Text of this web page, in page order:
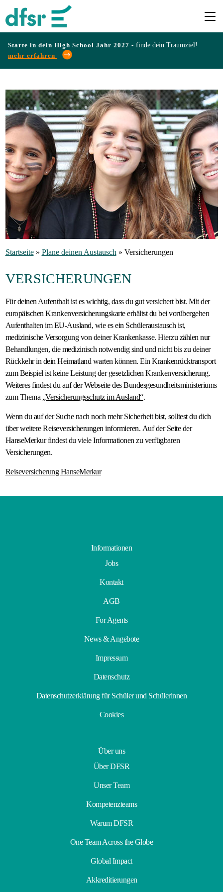
Starte in dein High School Jahr 2027 - finde dein Traumziel!
mehr erfahren
Programme
Infos
&
Erfahrungen
Preise
Gastfamilie
werden
Startseite» Plane deinen Austausch» Versicherungen
VERSICHERUNGEN
Für deinen Aufenthalt ist es wichtig, dass du gut versichert bist. Mit der
europäischen Krankenversicherungskarte erhältst du bei vorübergehen
Aufenthalten im EU-Ausland, wie es ein Schüleraustausch ist,
medizinische Versorgung von deiner Krankenkasse. Hierzu zählen nur
Behandlungen, die medizinisch notwendig sind und nicht bis zu deiner
Rückkehr in dein Heimatland warten können. Ein Krankenrücktransport
zum Beispiel ist keine Leistung der gesetzlichen Krankenversicherung.
Weiteres findest du auf der Webseite des Bundesgesundheitsministeriums
zum Thema „Versicherungsschutz im Ausland“.
Wenn du auf der Suche nach noch mehr Sicherheit bist, solltest du dich
über weitere Reiseversicherungen informieren. Auf der Seite der
HanseMerkur findest du viele Informationen zu verfügbaren
Versicherungen.
Reiseversicherung HanseMerkur
Informationen
Jobs
Kontakt
AGB
For Agents
News & Angebote
Impressum
Datenschutz
Datenschutzerklärung für Schüler und Schülerinnen
Cookies
Über uns
Über DFSR
Unser Team
Kompetenzteams
Warum DFSR
One Team Across the Globe
Global Impact
Akkreditierungen